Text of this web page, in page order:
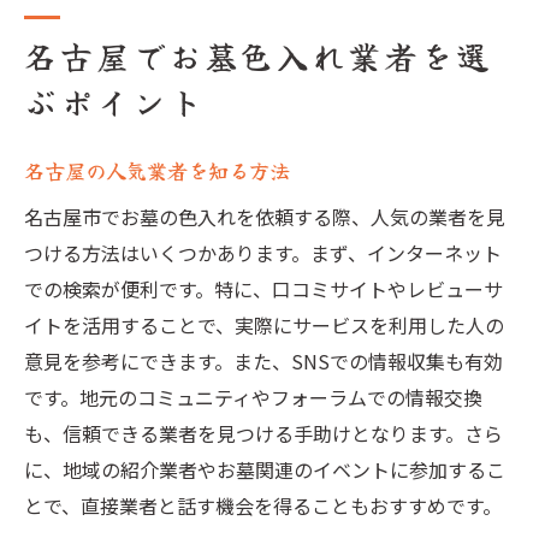
名古屋でお墓色入れ業者を選
ぶポイント
名古屋の人気業者を知る方法
名古屋市でお墓の色入れを依頼する際、人気の業者を見
つける方法はいくつかあります。まず、インターネット
での検索が便利です。特に、口コミサイトやレビューサ
イトを活用することで、実際にサービスを利用した人の
意見を参考にできます。また、SNSでの情報収集も有効
です。地元のコミュニティやフォーラムでの情報交換
も、信頼できる業者を見つける手助けとなります。さら
に、地域の紹介業者やお墓関連のイベントに参加するこ
とで、直接業者と話す機会を得ることもおすすめです。